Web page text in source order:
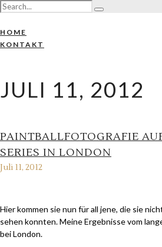
HOME
KONTAKT
JULI 11, 2012
PAINTBALLFOTOGRAFIE
SERIES IN LONDON
Juli 11, 2012
Hier kommen sie nun für all jene, die sie
sehen konnten. Meine Ergebnisse vom
bei London.